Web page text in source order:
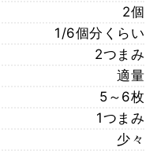
2個
1/6個分くらい
2つまみ
適量
5～6枚
1つまみ
少々